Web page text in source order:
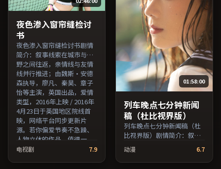
值得一看。（国产影视资源
大全免费条目索引，支持片
名与演员交叉检索。）
夜色渗入窗帘缝检讨
书
夜色渗入窗帘缝检讨书剧情
简介：叙事线索在城市与乡
野之间往返，亲情线与友情
线并行推进；由魏斯·安德
森执导，廖凡、秦昊、章子
怡等主演，英国出品，爱情
类型，2016年上映 / 2016年
4月23日于英国地区院线首
映，网络平台同步更新片
源。若你偏爱节奏不急躁、
人物立体的作品，值得一
看。（国产影视资源大全免
电视剧 7.9
01:58:00
列车晚点七分钟新闻
稿（杜比视界版）
列车晚点七分钟新闻稿（杜
比视界版）剧情简介：叙事
在多重视角间切换，场面调
度注重留白与观众想象空
间；由是枝裕和执导，吴
动漫 6.7